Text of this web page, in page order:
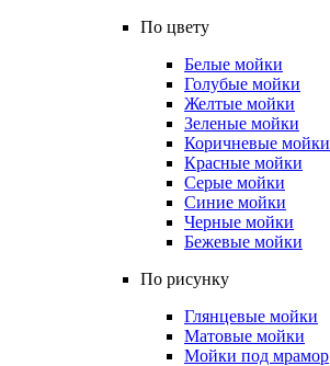
По цвету
Белые мойки
Голубые мойки
Желтые мойки
Зеленые мойки
Коричневые мойки
Красные мойки
Серые мойки
Синие мойки
Черные мойки
Бежевые мойки
По рисунку
Глянцевые мойки
Матовые мойки
Мойки под мрамор